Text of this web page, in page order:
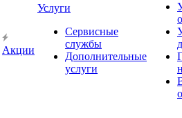
Акции
Услуги
Сервисные
службы
Дополнительные
услуги